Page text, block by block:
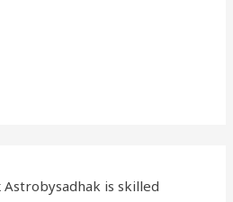
Astrobysadhak is skilled